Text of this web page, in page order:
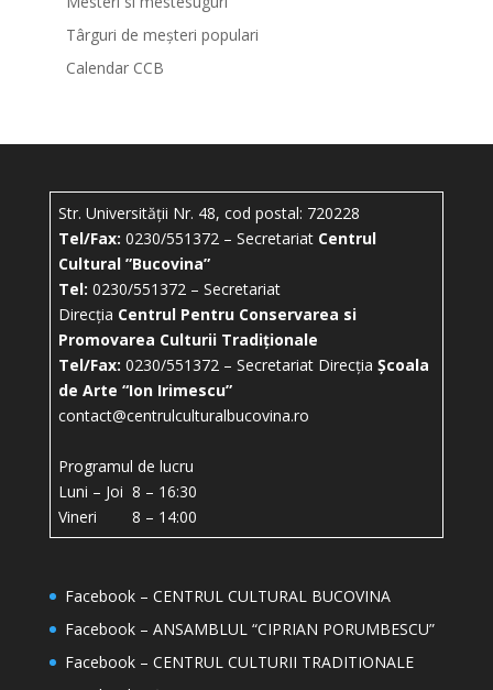
Târguri de meșteri populari
Calendar CCB
Str. Universității Nr. 48, cod postal: 720228
Tel/Fax: 0230/551372 – Secretariat Centrul
Cultural ”Bucovina”
Tel: 0230/551372 – Secretariat
Direcția Centrul Pentru Conservarea si
Promovarea Culturii Tradiționale
Tel/Fax: 0230/551372 – Secretariat Direcția Școala
de Arte “Ion Irimescu”
contact@centrulculturalbucovina.ro
Programul de lucru
Luni – Joi 8 – 16:30
Vineri 8 – 14:00
Facebook – CENTRUL CULTURAL BUCOVINA
Facebook – ANSAMBLUL “CIPRIAN PORUMBESCU”
Facebook – CENTRUL CULTURII TRADITIONALE